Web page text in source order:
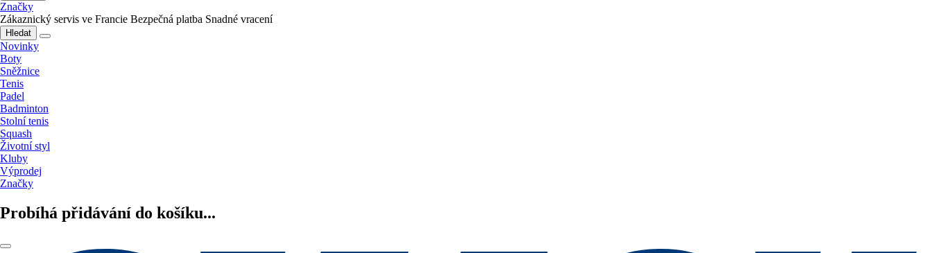
Značky
Zákaznický servis ve Francie Bezpečná platba Snadné vracení
Hledat
Novinky
Boty
Sněžnice
Tenis
Padel
Badminton
Stolní tenis
Squash
Životní styl
Kluby
Výprodej
Značky
Probíhá přidávání do košíku...